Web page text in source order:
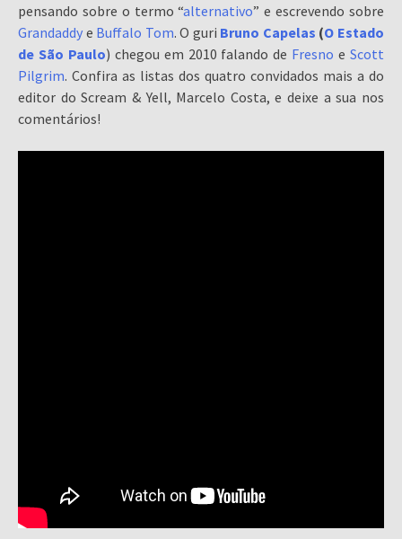
pensando sobre o termo “alternativo” e escrevendo sobre
Grandaddy e Buffalo Tom. O guri Bruno Capelas (O Estado
de São Paulo) chegou em 2010 falando de Fresno eScott
Pilgrim. Confira as listas dos quatro convidados mais a do
editor do Scream & Yell, Marcelo Costa, e deixe a sua nos
comentários!